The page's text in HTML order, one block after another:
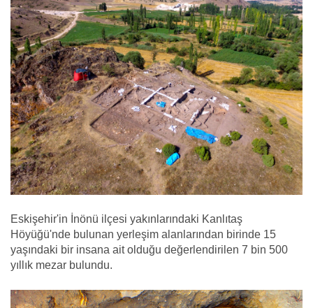
Eskişehir'in İnönü ilçesi yakınlarındaki Kanlıtaş
Höyüğü'nde bulunan yerleşim alanlarından birinde 15
yaşındaki bir insana ait olduğu değerlendirilen 7 bin 500
yıllık mezar bulundu.